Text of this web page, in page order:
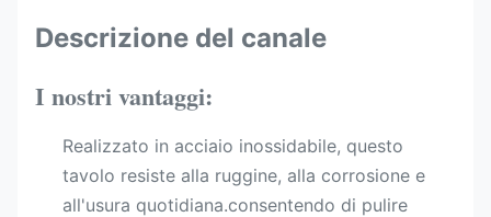
Descrizione del canale
I nostri vantaggi:
Realizzato in acciaio inossidabile, questo
tavolo resiste alla ruggine, alla corrosione e
all'usura quotidiana.consentendo di pulire